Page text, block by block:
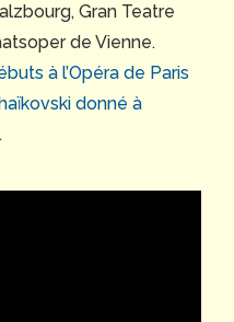
Gran Teatre
de Vienne.
à l’Opéra de Paris
donné à
.